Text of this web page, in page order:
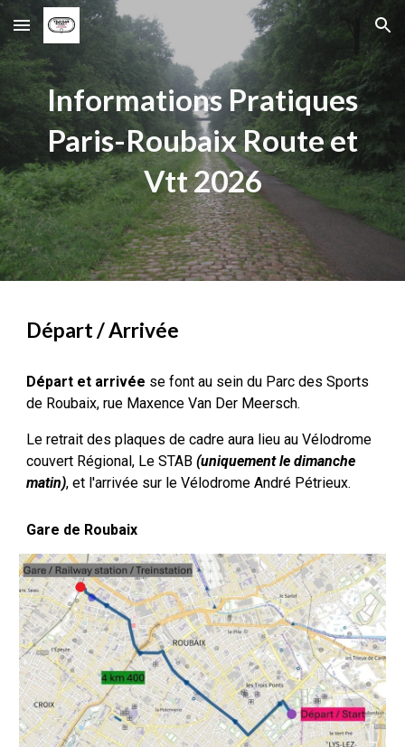
Skip to main content Skip to navigation
Informations Pratiques
Paris-RoubaixRoute et
Vtt 2026
Départ / Arrivée
Départ et arrivée se font au sein du Parc des Sports
de Roubaix, rue Maxence Van Der Meersch.
Le retrait des plaques de cadre aura lieu auVélodrome
couvert Régional, Le STAB(uniquement le dimanche
matin), et l'arrivée sur le Vélodrome André Pétrieux.
Gare de Roubaix